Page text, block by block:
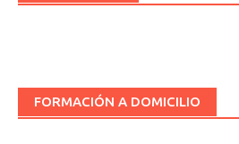
FORMACIÓN A DOMICILIO